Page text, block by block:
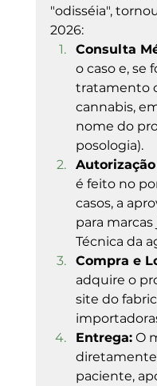
"odisséia",
2026:
Consulta
o caso e, se
tratamento
cannabis,
nome do
posologia).
é feito no
casos, a
para
Técnica da
Compra e
adquire o
site do
Entrega: O
paciente,